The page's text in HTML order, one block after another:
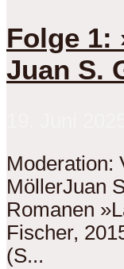
Folge 1:
Juan S.
Moderation:
MöllerJuan
Romanen
Fischer,
(S...